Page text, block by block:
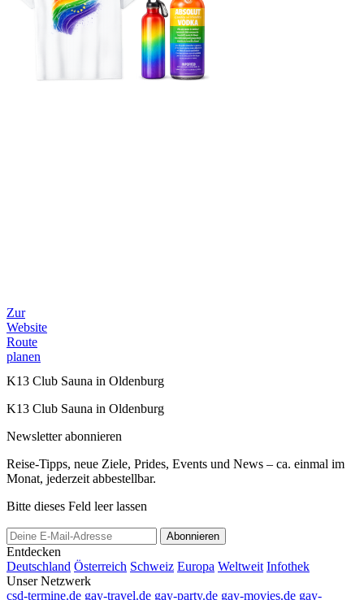
Zur
Website
Route
planen
K13 Club Sauna in Oldenburg
K13 Club Sauna in Oldenburg
Newsletter abonnieren
Reise-Tipps, neue Ziele, Prides, Events und News – ca. einmal im
Monat, jederzeit abbestellbar.
Bitte dieses Feld leer lassen
Abonnieren
Entdecken
Deutschland Österreich Schweiz Europa Weltweit Infothek
Unser Netzwerk
csd-termine.de gay-travel.de gay-party.de gay-movies.de gay-